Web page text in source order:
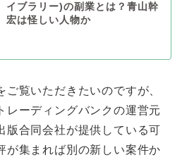
イブラリー)の副業とは？青山幹
宏は怪しい人物か
覧いただきたいのですが、
レーディングバンクの運営元
版合同会社が提供している可
が集まれば別の新しい案件か